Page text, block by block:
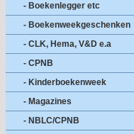
- Boekenlegger etc
- Boekenweekgeschenken
- CLK, Hema, V&D e.a
- CPNB
- Kinderboekenweek
- Magazines
- NBLC/CPNB